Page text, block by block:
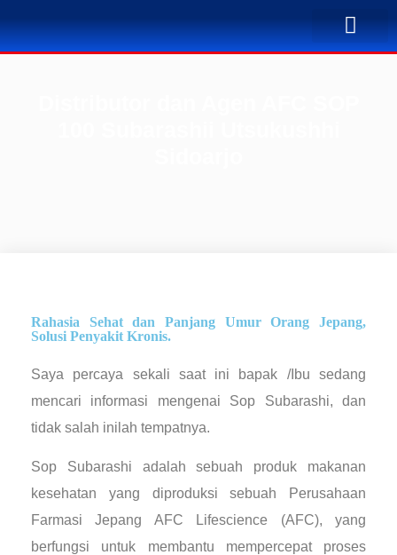
Rahasia Sehat dan Panjang Umur Orang Jepang,
Solusi Penyakit Kronis.
Saya percaya sekali saat ini bapak /Ibu sedang
mencari informasi mengenai Sop Subarashi, dan
tidak salah inilah tempatnya.
Sop Subarashi adalah sebuah produk makanan
kesehatan yang diproduksi sebuah Perusahaan
Farmasi Jepang AFC Lifescience (AFC), yang
berfungsi untuk membantu mempercepat proses